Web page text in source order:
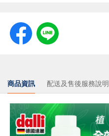
商品資訊 配送及售後服務說明